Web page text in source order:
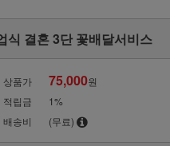
식 결혼 3단 꽃배달서비스
상품가 75,000원
적립금
1%
배송비
(무료)